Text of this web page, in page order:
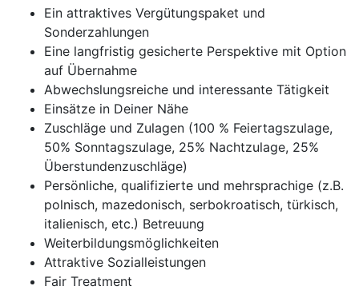
Ein attraktives Vergütungspaket und
Sonderzahlungen
Eine langfristig gesicherte Perspektive mit Option
auf Übernahme
Abwechslungsreiche und interessante Tätigkeit
Einsätze in Deiner Nähe
Zuschläge und Zulagen (100 % Feiertagszulage,
50% Sonntagszulage, 25% Nachtzulage, 25%
Überstundenzuschläge)
Persönliche, qualifizierte und mehrsprachige (z.B.
polnisch, mazedonisch, serbokroatisch, türkisch,
italienisch, etc.) Betreuung
Weiterbildungsmöglichkeiten
Attraktive Sozialleistungen
Fair Treatment